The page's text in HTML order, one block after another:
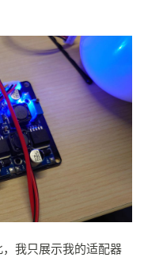
我只展示我的适配器